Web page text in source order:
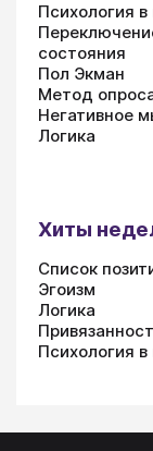
Психология
состояния
Пол Экман
Метод
Негативное
Логика
Хиты
Список
Эгоизм
Логика
Психология